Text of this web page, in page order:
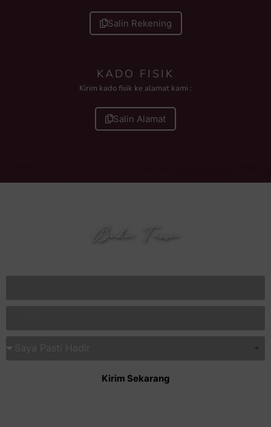
Salin Rekening
KADO FISIK
Kirim kado fisik ke alamat kami :
Salin Alamat
Buku Tamu
Kirim Sekarang